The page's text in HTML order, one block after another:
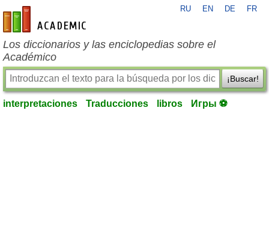
es-academic.com
RU EN DE FR
Los diccionarios y las enciclopedias sobre el
Académico
¡Buscar!
interpretaciones Traducciones libros Игры ⚽